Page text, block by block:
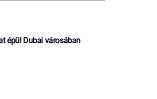
épül Dubai városában